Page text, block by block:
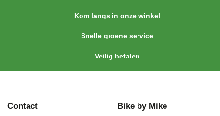
Kom langs in onze winkel
Snelle groene service
Veilig betalen
Contact Bike by Mike